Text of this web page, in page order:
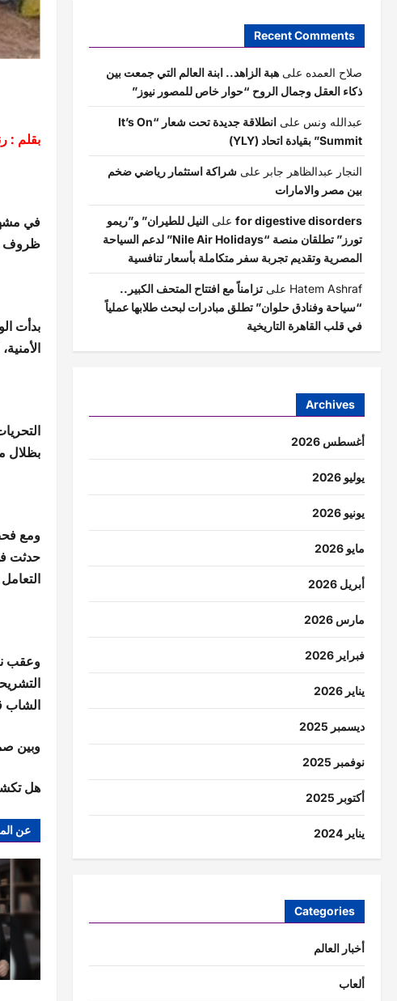
بقلم :
في
ظروف
بدأت
بظلال
ومع
حدثت
وعقب
الشاب
وبين
هل
عن
Recent Comments
صلاح العمده علىهبة الزاهد.. ابنة العالم التي جمعت بين
ذكاء العقل وجمال الروح “حوار خاص للمصور نيوز”
عبدالله ونس على
انطلاقة جديدة تحت شعار “It’s On
Summit” بقيادة اتحاد (YLY)
النجار عبدالظاهر جابر علىشراكة استثمار رياضي ضخم
بين مصر والامارات
for digestive disorders علىالنيل للطيران” و”ريمو
تورز” تطلقان منصة “Nile Air Holidays” لدعم السياحة
المصرية وتقديم تجربة سفر متكاملة بأسعار تنافسية
Hatem Ashraf علىتزامناً مع افتتاح المتحف الكبير..
“سياحة وفنادق حلوان” تطلق مبادرات لبحث طلابها عملياً
في قلب القاهرة التاريخية
Archives
أغسطس 2026
يوليو 2026
يونيو 2026
مايو 2026
أبريل 2026
مارس 2026
فبراير 2026
يناير 2026
ديسمبر 2025
نوفمبر 2025
أكتوبر 2025
يناير 2024
Categories
أخبار العالم
ألعاب